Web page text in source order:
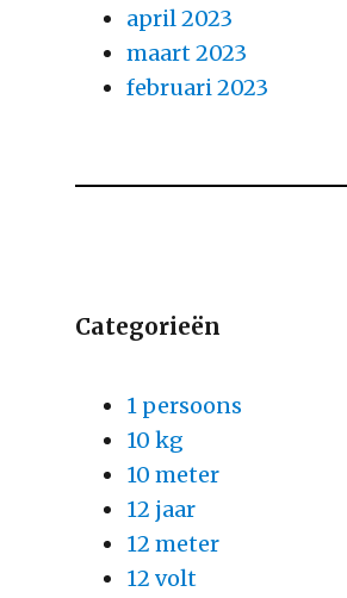
april 2023
maart 2023
februari 2023
Categorieën
1 persoons
10 kg
10 meter
12 jaar
12 meter
12 volt